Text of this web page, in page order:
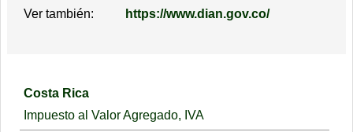
Ver también: https://www.dian.gov.co/
Costa Rica
Impuesto al Valor Agregado, IVA